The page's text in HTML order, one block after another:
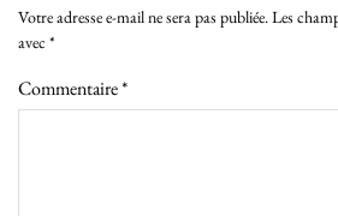
Votre adresse e-mail ne sera pas publiée.Les
avec *
Commentaire*